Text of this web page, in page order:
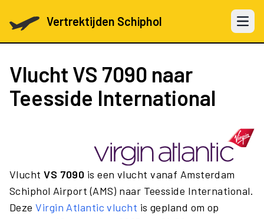
Vertrektijden Schiphol Open
Vlucht VS 7090 naar
Teesside International
VluchtVS 7090 is een vlucht vanaf Amsterdam
Schiphol Airport (AMS) naar Teesside International.
DezeVirgin Atlantic vlucht is gepland om op